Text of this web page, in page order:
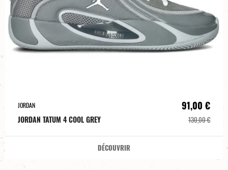
JORDAN
JORDAN TATUM 4 COOL GREY
91,00 €
130,00 €
DÉCOUVRIR